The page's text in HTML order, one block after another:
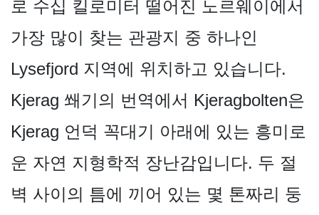
로 수십 킬로미터 떨어진 노르웨이에서
가장 많이 찾는 관광지 중 하나인
Lysefjord 지역에 위치하고 있습니다.
Kjerag 쐐기의 번역에서 Kjeragbolten은
Kjerag 언덕 꼭대기 아래에 있는 흥미로
운 자연 지형학적 장난감입니다. 두 절
벽 사이의 틈에 끼어 있는 몇 톤짜리 둥